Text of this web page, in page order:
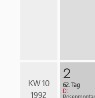
KW 10
1992
2
62. Tag
D: